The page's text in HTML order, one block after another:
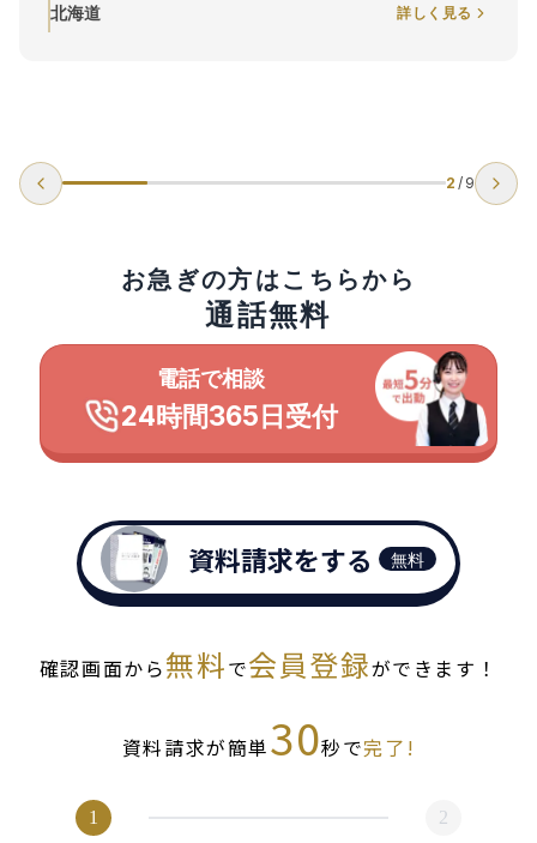
北海道 詳しく見る
2 / 9
お急ぎの方はこちらから
通話無料
電話で相談
24時間365日受付
資料請求をする 無料
確認画面から無料で会員登録ができます！
資料請求が簡単30秒で完了!
1 2